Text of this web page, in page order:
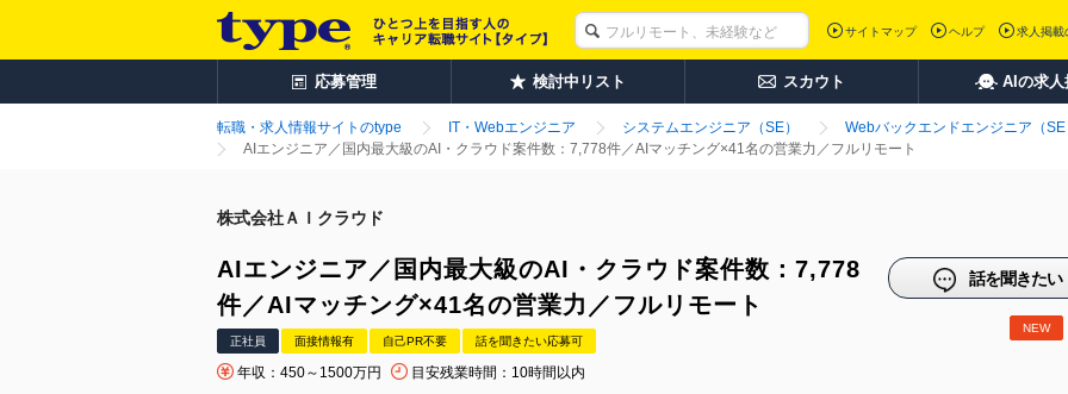
サイトマップ ヘルプ 求人掲載
応募管理 検討中リスト スカウト AIの求人
転職・求人情報サイトのtype IT・Webエンジニア システムエンジニア（SE）
Webバックエンドエンジニア（
AIエンジニア／国内最大級のAI・クラウド案件数：7,778件／AIマッチング×41名の営業力／フルリモート
株式会社ＡＩクラウド
AIエンジニア／国内最大級のAI・クラウド案件数：7,778
件／AIマッチング×41名の営業力／フルリモート
正社員 面接情報有 自己PR不要 話を聞きたい応募可
年収：450～1500万円 目安残業時間：10時間以内
話を聞きたい
NEW